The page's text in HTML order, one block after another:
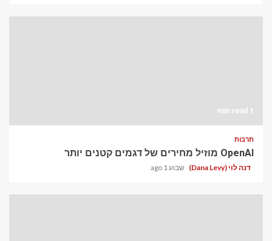
1 min read
תרבות
OpenAI מוזיל מחירים של דגמים קטנים יותר
דנה לוי (Dana Levy) שבוע 1 ago